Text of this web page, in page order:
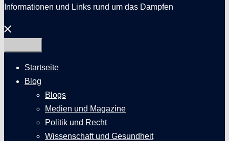
Informationen und Links rund um das Dampfen
Menü
schließen
Startseite
Blog
Blogs
Medien und Magazine
Politik und Recht
Wissenschaft und Gesundheit